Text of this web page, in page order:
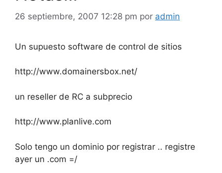
26 septiembre, 2007 12:28 pm por admin
Un supuesto software de control de sitios
http://www.domainersbox.net/
un reseller de RC a subprecio
http://www.planlive.com
Solo tengo un dominio por registrar .. registre
ayer un .com =/